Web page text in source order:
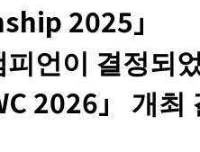
사이
2025」
언이 결정되
2026」 개최